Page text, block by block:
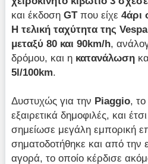
και έκδοσηGTπου είχε4άρι
Η τελική ταχύτητα της
μεταξύ 80 και 90km/h,
δρόμου, και η κατανάλωση
5l/100km.
Δυστυχώς για την Piaggio, το
εξαιρετικά δημοφιλές, και
σημείωσε μεγάλη εμπορική
σηματοδοτήθηκε και από την
αγορά, το οποίο κέρδισε